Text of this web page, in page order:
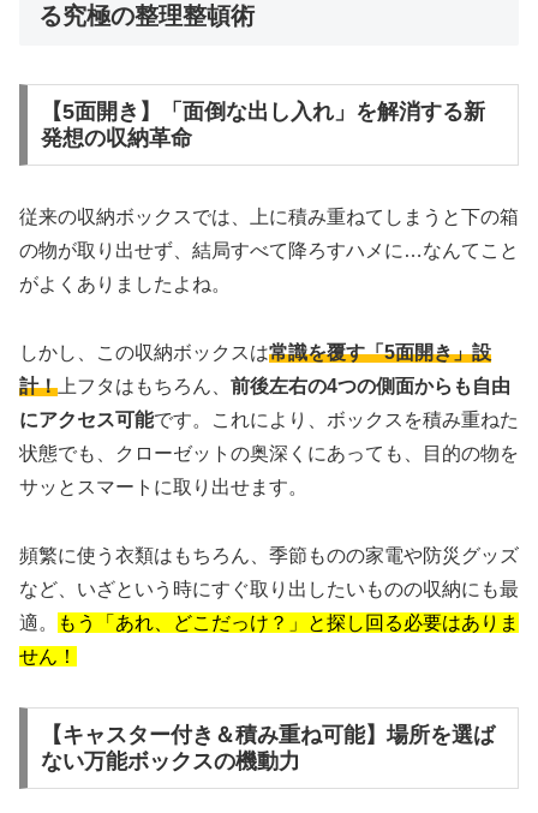
る究極の整理整頓術
【5面開き】「面倒な出し入れ」を解消する新
発想の収納革命
従来の収納ボックスでは、上に積み重ねてしまうと下の箱
の物が取り出せず、結局すべて降ろすハメに…なんてこと
がよくありましたよね。
しかし、この収納ボックスは常識を覆す「5面開き」設
計！ 上フタはもちろん、 前後左右の4つの側面からも自由
にアクセス可能です。これにより、ボックスを積み重ねた
状態でも、クローゼットの奥深くにあっても、目的の物を
サッとスマートに取り出せます。
頻繁に使う衣類はもちろん、季節ものの家電や防災グッズ
など、いざという時にすぐ取り出したいものの収納にも最
適。
もう「あれ、どこだっけ？」と探し回る必要はありま
せん！
【キャスター付き＆積み重ね可能】場所を選ば
ない万能ボックスの機動力